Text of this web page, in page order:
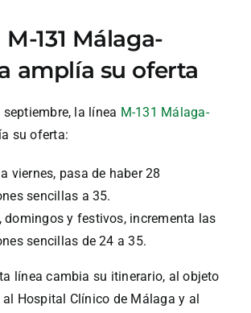
131 Málaga-
amplía su oferta
septiembre, la línea M-131 Málaga-
su oferta:
viernes, pasa de haber 28
sencillas a 35.
domingos y festivos, incrementa las
sencillas de 24 a 35.
línea cambia su itinerario, al objeto
Hospital Clínico de Málaga y al